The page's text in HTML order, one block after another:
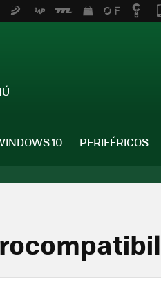
10 PERIFÉRICOS